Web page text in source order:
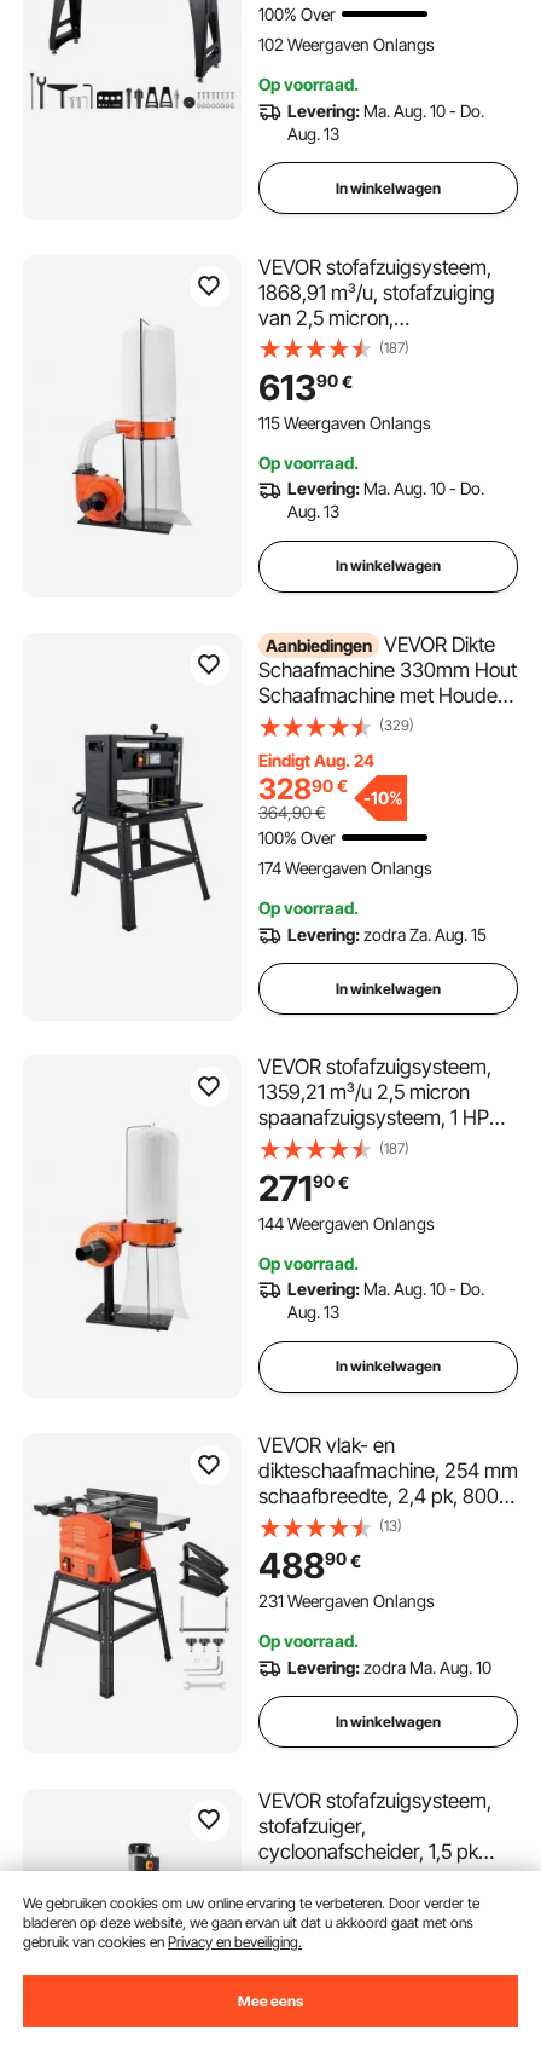
100% Over
102 Weergaven Onlangs
Op voorraad.
Levering: Ma. Aug. 10 - Do.
Aug. 13
In winkelwagen
VEVOR stofafzuigsysteem,
1868,91 m³/u, stofafzuiging
van 2,5 micron,
zaagselafzuigsysteem van
1,5 pk met stofzak van 132,5 l
en filterzak van 159 l,
spaanderafzuigsysteem,
spaanderafzuiging
(187)
61390€
115 Weergaven Onlangs
Op voorraad.
Levering: Ma. Aug. 10 - Do.
Aug. 13
In winkelwagen
Aanbiedingen VEVOR Dikte
Schaafmachine 330mm Hout
Schaafmachine met Houder
2KW Mini Schaafmachine
Stationaire Schaafmachine
8000 omw/min
Aanvoersnelheid 6m/min
voor Hout Bamboe Voering
Nylon
(329)
Eindigt Aug. 24
32890€
364,90€
-10%
100% Over
174 Weergaven Onlangs
Op voorraad.
Levering:zodra Za. Aug. 15
In winkelwagen
VEVOR stofafzuigsysteem,
1359,21 m³/u 2,5 micron
spaanafzuigsysteem, 1 HP
zaagselafzuigsysteem met
60 L stofzak, filterzak en
rollen, stofafzuiging voor
houtbewerking
(187)
27190€
144 Weergaven Onlangs
Op voorraad.
Levering: Ma. Aug. 10 - Do.
Aug. 13
In winkelwagen
VEVOR vlak- en
dikteschaafmachine, 254 mm
schaafbreedte, 2,4 pk, 8000
tpm, met onderstel, 2-
messensnijkop, gegoten
aluminium tafel, 0-3 mm
instelbare snijdiepte, voor
(13)
48890€
231 Weergaven Onlangs
Op voorraad.
Levering:zodra Ma. Aug. 10
In winkelwagen
VEVOR stofafzuigsysteem,
stofafzuiger,
cycloonafscheider, 1,5 pk
stofafzuiger met 47,32 liter
stofzak en standaard,
intelligente
cycloonafscheiding,
stofafzuigsysteem voor
houtbewerking
82890€
231 Weergaven Onlangs
Op voorraad.
Levering:zodra Zo. Aug. 16
We gebruiken cookies om uw online ervaring te verbeteren. Door verder te
bladeren op deze website, we gaan ervan uit dat u akkoord gaat met ons
gebruik van cookies enPrivacy en beveiliging.
Mee eens